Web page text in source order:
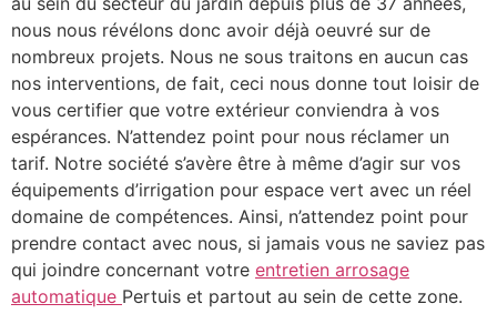
nous nous révélons donc avoir déjà oeuvré sur de
nombreux projets. Nous ne sous traitons en aucun cas
nos interventions, de fait, ceci nous donne tout loisir de
vous certifier que votre extérieur conviendra à vos
espérances. N’attendez point pour nous réclamer un
tarif. Notre société s’avère être à même d’agir sur vos
équipements d’irrigation pour espace vert avec un réel
domaine de compétences. Ainsi, n’attendez point pour
prendre contact avec nous, si jamais vous ne saviez pas
qui joindre concernant votre entretien arrosage
automatique Pertuis et partout au sein de cette zone.